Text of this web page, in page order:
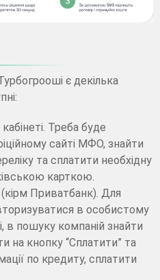
є декілька
Треба буде
сайті МФО, знайти
та сплатити необхідну
карткою.
Приватбанк). Для
в особистому
в пошуку компаній знайти
на кнопку “Сплатити” та
по кредиту, сплатити